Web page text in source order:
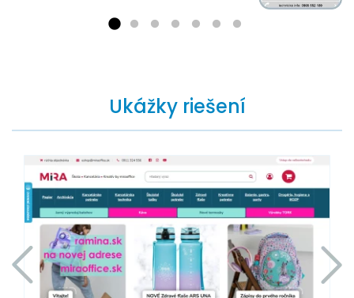
Ukážky riešení